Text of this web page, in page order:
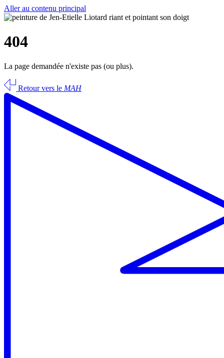
Aller au contenu principal
404
La page demandée n'existe pas (ou plus).
Retour vers le MAH